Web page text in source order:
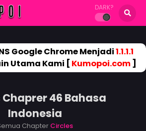
DARK?
Google Chrome Menjadi1.1.1.1
Utama Kami [ Kumopoi.com]
46 Bahasa
Indonesia
Chapter Circles